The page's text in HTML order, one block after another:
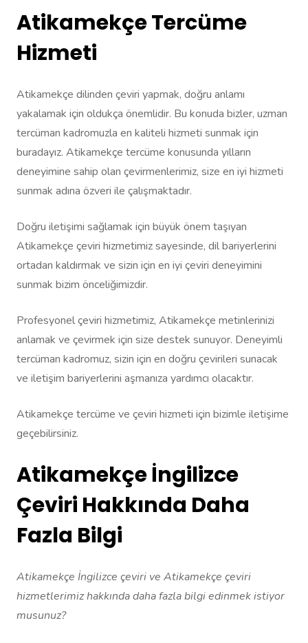
Atikamekçe Tercüme
Hizmeti
Atikamekçe dilinden çeviri yapmak, doğru anlamı
yakalamak için oldukça önemlidir. Bu konuda bizler, uzman
tercüman kadromuzla en kaliteli hizmeti sunmak için
buradayız. Atikamekçe tercüme konusunda yılların
deneyimine sahip olan çevirmenlerimiz, size en iyi hizmeti
sunmak adına özveri ile çalışmaktadır.
Doğru iletişimi sağlamak için büyük önem taşıyan
Atikamekçe çeviri hizmetimiz sayesinde, dil bariyerlerini
ortadan kaldırmak ve sizin için en iyi çeviri deneyimini
sunmak bizim önceliğimizdir.
Profesyonel çeviri hizmetimiz, Atikamekçe metinlerinizi
anlamak ve çevirmek için size destek sunuyor. Deneyimli
tercüman kadromuz, sizin için en doğru çevirileri sunacak
ve iletişim bariyerlerini aşmanıza yardımcı olacaktır.
Atikamekçe tercüme ve çeviri hizmeti için bizimle iletişime
geçebilirsiniz.
Atikamekçe İngilizce
Çeviri Hakkında Daha
Fazla Bilgi
Atikamekçe İngilizce çeviri ve Atikamekçe çeviri
hizmetlerimiz hakkında daha fazla bilgi edinmek istiyor
musunuz?